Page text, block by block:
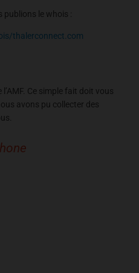
publions le whois :
thalerconnect.com
l’AMF. Ce simple fait doit vous
avons pu collecter des